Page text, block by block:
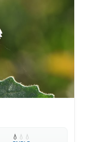
💧 💧 💧